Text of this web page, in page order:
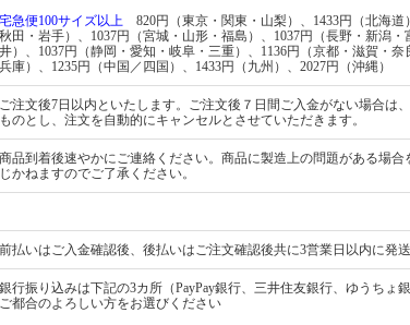
宅急便100サイズ以上 820円（東京・関東・山梨）、1433円（北海道
秋田・岩手）、1037円（宮城・山形・福島）、1037円（長野・新潟・
井）、1037円（静岡・愛知・岐阜・三重）、1136円（京都・滋賀・奈
兵庫）、1235円（中国／四国）、1433円（九州）、2027円（沖縄）
ご注文後7日以内といたします。ご注文後７日間ご入金がない場合は
ものとし、注文を自動的にキャンセルとさせていただきます。
商品到着後速やかにご連絡ください。商品に製造上の問題がある場合
じかねますのでご了承ください。
前払いはご入金確認後、後払いはご注文確認後共に3営業日以内に発
銀行振り込みは下記の3カ所（PayPay銀行、三井住友銀行、ゆうちょ
ご都合のよろしい方をお選びください